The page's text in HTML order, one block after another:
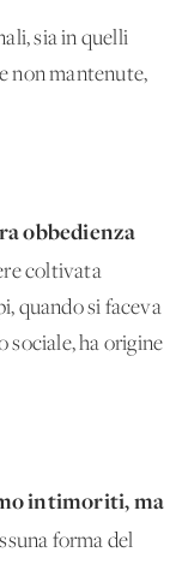
sia in quelli
non mantenute,
obbedienza
coltivata
quando si faceva
sociale, ha origine
intimoriti, ma
forma del